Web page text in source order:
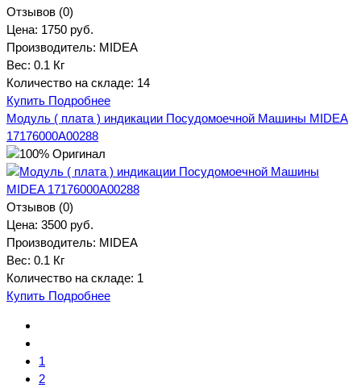
Отзывов (0)
Цена: 1750 руб.
Производитель: MIDEA
Вес: 0.1 Кг
Количество на складе: 14
Купить Подробнее
Модуль ( плата ) индикации Посудомоечной Машины MIDEA
17176000A00288
Отзывов (0)
Цена: 3500 руб.
Производитель: MIDEA
Вес: 0.1 Кг
Количество на складе: 1
Купить Подробнее
1
2